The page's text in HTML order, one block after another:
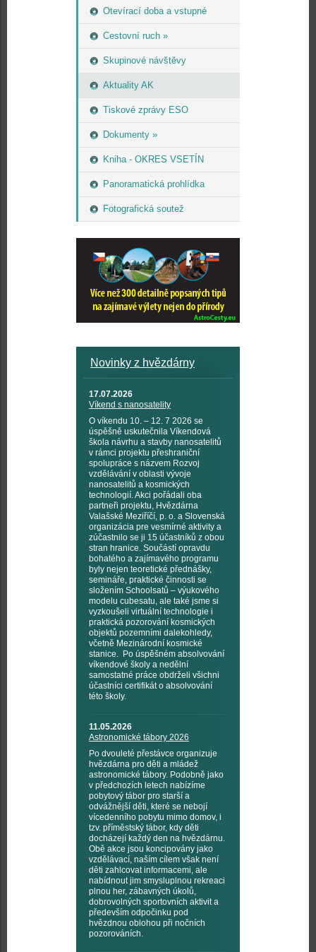
Otevírací doba a vstupné
Cestovní ruch »
Skupinové návštěvy
Aktuality AK
Tiskové zprávy ESO
Dokumenty »
Kniha - OKRES VSETÍN
Panoramatická prohlídka
Fotografická soutež
Novinky z hvězdárny
17.07.2026
Víkend s nanosatelity
O víkendu 10. – 12. 7 2026 se
úspěšně uskutečnila Víkendová
škola návrhu a stavby nanosatelitů
v rámci projektu přeshraniční
spolupráce s názvem Rozvoj
vzdělávání v oblasti vývoje
nanosatelitů a kosmických
technologií. Akci pořádali oba
partneři projektu, Hvězdárna
Valašské Meziříčí, p. o. a Slovenská
organizácia pre vesmírné aktivity a
zúčastnilo se ji 15 účastníků z obou
stran hranice. Součástí opravdu
bohatého a zajímavého programu
byly nejen teoretické přednášky,
semináře, praktické činnosti se
složením Schoolsatů – výukového
modelu cubesatu, ale také jsme si
vyzkoušeli virtuální technologie i
praktická pozorování kosmických
objektů pozemními dalekohledy,
včetně Mezinárodní kosmické
stanice. Po úspěšném absolvování
víkendové školy a nedělní
samostatné práce obdrželi všichni
účastníci certifikát o absolvování
této školy.
11.05.2026
Astronomické tábory 2026
Po dvouleté přestávce organizuje
hvězdárna pro děti a mládež
astronomické tábory. Podobně jako
v předchozích letech nabízíme
pobytový tábor pro starší a
odvážnější děti, které se nebojí
vícedenního pobytu mimo domov, i
tzv. příměstský tábor, kdy děti
docházejí každý den na hvězdárnu.
Obě akce jsou koncipovány jako
vzdělávací, naším cílem však není
děti zahlcovat informacemi, ale
nabídnout jim smysluplnou rekreaci
plnou her, zábavných úkolů,
dobrovolných sportovních aktivit a
především odpočinku pod
hvězdnou oblohou při nočních
pozorováních.